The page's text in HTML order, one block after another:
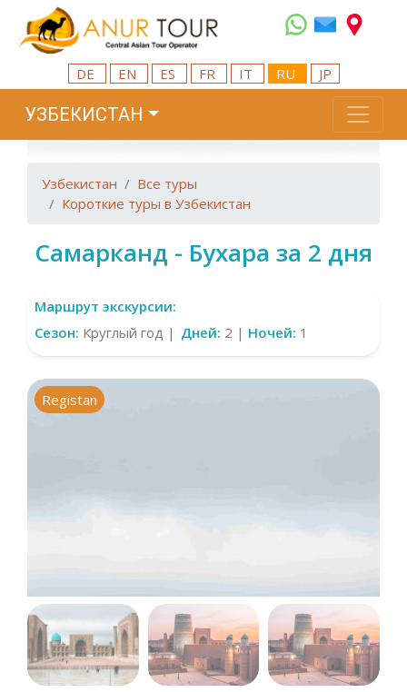
DE EN ES FR IT RU JP
УЗБЕКИСТАН
Узбекистан
Все туры
Короткие туры в Узбекистан
Самарканд - Бухара за 2 дня
Маршрут экскурсии:
Сезон: Круглый год | Дней: 2 | Ночей: 1
Registan